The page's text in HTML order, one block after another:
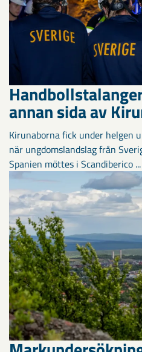
annan sida av
Kirunaborna fick under helgen
när ungdomslandslag från
Spanien möttes i Scandiberico ...